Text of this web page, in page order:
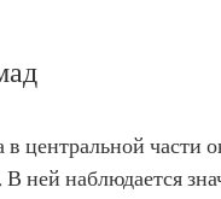
центральной части
ней наблюдается